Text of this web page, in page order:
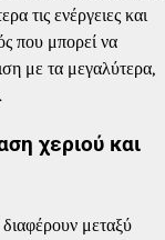
τις ενέργειες και
που μπορεί να
με τα μεγαλύτερα,
χεριού και
μεταξύ